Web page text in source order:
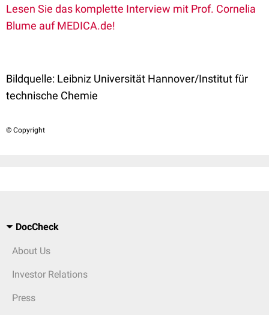
Lesen Sie das komplette Interview mit Prof. Cornelia
Blume auf MEDICA.de!
Bildquelle: Leibniz Universität Hannover/Institut für
technische Chemie
© Copyright
DocCheck
About Us
Investor Relations
Press